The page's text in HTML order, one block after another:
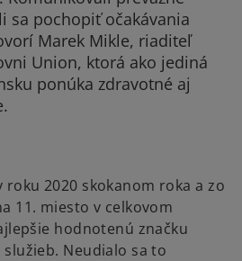
sa pochopiť očakávania
Marek Mikle, riaditeľ
Union, ktorá ako jediná
ponúka zdravotné aj
roku 2020 skokanom roka a zo
11. miesto v celkovom
hodnotenú značku
Neudialo sa to